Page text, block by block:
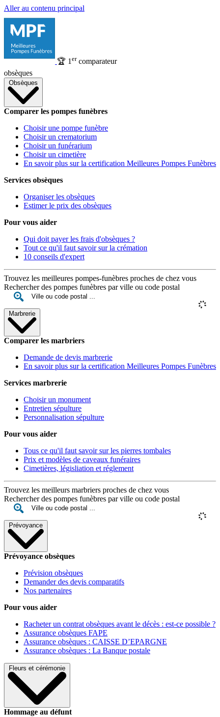
Aller au contenu principal
🏆 1 ercomparateur
obsèques
Obsèques
Comparer les pompes funèbres
Choisir une pompe funèbre
Choisir un crematorium
Choisir un funérarium
Choisir un cimetière
En savoir plus sur la certification Meilleures Pompes Funèbres
Services obsèques
Organiser les obsèques
Estimer le prix des obsèques
Pour vous aider
Qui doit payer les frais d'obsèques ?
Tout ce qu'il faut savoir sur la crémation
10 conseils d'expert
Trouvez les meilleures pompes-funèbres proches de chez vous
Rechercher des pompes funèbres par ville ou code postal
Marbrerie
Comparer les marbriers
Demande de devis marbrerie
En savoir plus sur la certification Meilleures Pompes Funèbres
Services marbrerie
Choisir un monument
Entretien sépulture
Personnalisation sépulture
Pour vous aider
Tous ce qu'il faut savoir sur les pierres tombales
Prix et modèles de caveaux funéraires
Cimetières, législiation et réglement
Trouvez les meilleurs marbriers proches de chez vous
Rechercher des pompes funèbres par ville ou code postal
Prévoyance
Prévoyance obsèques
Prévision obsèques
Demander des devis comparatifs
Nos partenaires
Pour vous aider
Racheter un contrat obsèques avant le décès : est-ce possible ?
Assurance obsèques FAPE
Assurance obsèques : CAISSE D’EPARGNE
Assurance obsèques : La Banque postale
Fleurs et cérémonie
Hommage au défunt